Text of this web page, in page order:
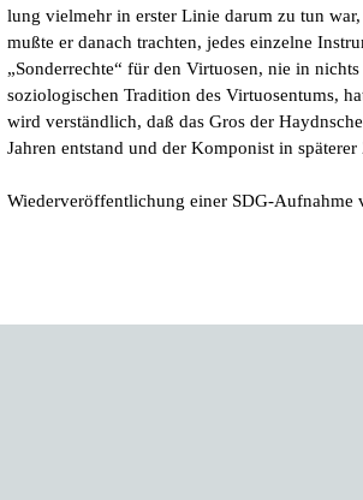
lung vielmehr in erster Linie darum zu tun
mußte er danach trachten, jedes einzelne
„Sonderrechte“ für den Virtuosen, nie in
soziologischen Tradition des Virtuosentums,
wird verständlich, daß das Gros der
Jahren entstand und der Komponist in
Wiederveröffentlichung einer SDG-Aufnahme